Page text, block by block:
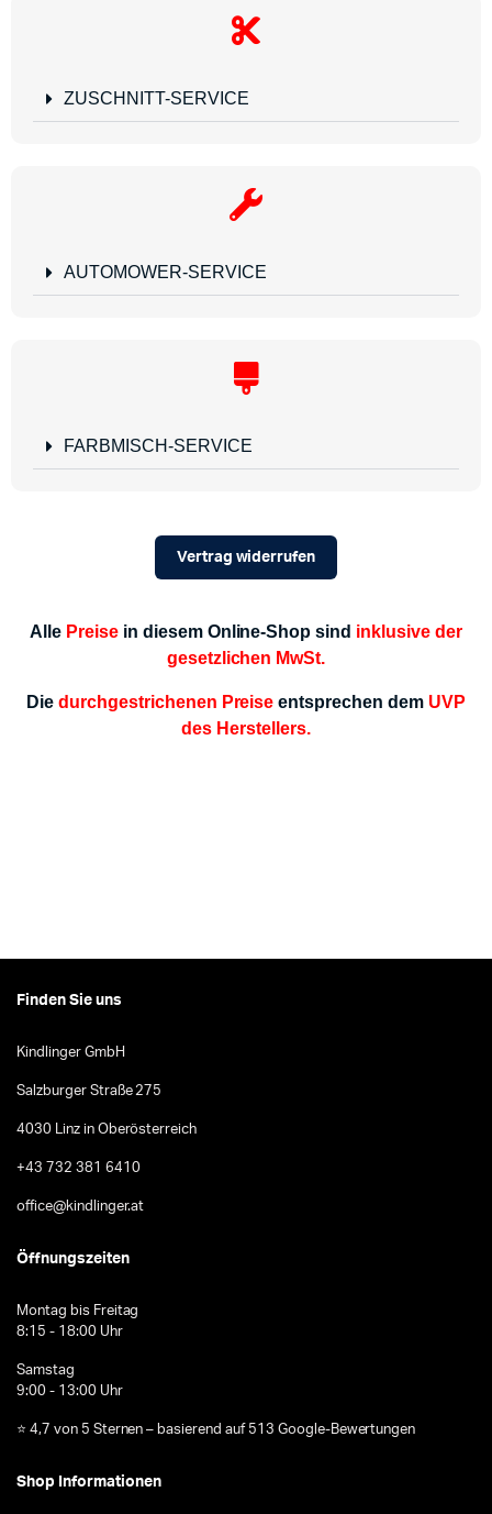
ZUSCHNITT-SERVICE
AUTOMOWER-SERVICE
FARBMISCH-SERVICE
Vertrag widerrufen
Alle Preisein diesem Online-Shop sind inklusive der
gesetzlichen MwSt.
Diedurchgestrichenen Preise entsprechen dem UVP
des Herstellers.
Finden Sie uns
Kindlinger GmbH
Salzburger Straße 275
4030 Linz in Oberösterreich
+43 732 381 6410
office@kindlinger.at
Öffnungszeiten
Montag bis Freitag
8:15 - 18:00 Uhr
Samstag
9:00 - 13:00 Uhr
⭐ 4,7 von 5 Sternen – basierend auf 513 Google-Bewertungen
Shop Informationen